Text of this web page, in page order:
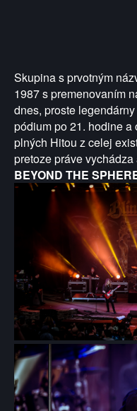
Skupina s prvotným
1987 s premenovaním
dnes, proste
pódium po 21. hodine
plných Hitou z celej
pretoze práve
BEYOND THE